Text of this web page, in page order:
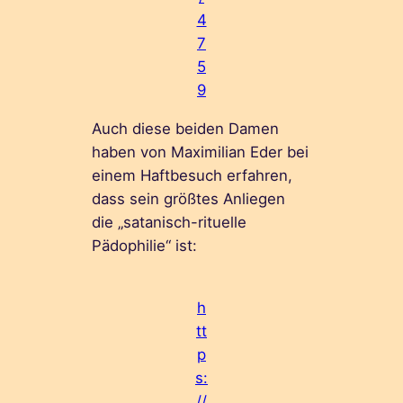
4
7
5
9
Auch diese beiden Damen
haben von Maximilian Eder bei
einem Haftbesuch erfahren,
dass sein größtes Anliegen
die „satanisch-rituelle
Pädophilie“ ist:
h
tt
p
s: